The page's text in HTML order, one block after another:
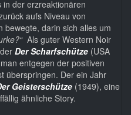
der erzreaktionären
aufs Niveau von
bewegte, darin sich alles um
Als guter Western Noir
Der Scharfschütze (USA
entgegen der positiven
überspringen. Der ein Jahr
Geisterschütze (1949), eine
ähnliche Story.